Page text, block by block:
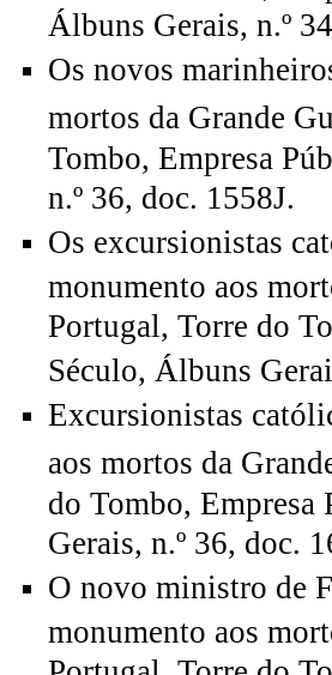
Álbuns Gerais, n.º
Os novos
mortos da Grande
Tombo, Empresa
n.º 36, doc. 1558J.
Os excursionistas
monumento aos
Portugal, Torre do
Século, Álbuns
Excursionistas
aos mortos da
do Tombo,
Gerais, n.º 36, doc.
O novo ministro de
monumento aos